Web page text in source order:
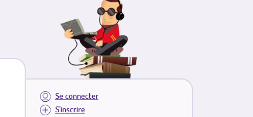
Se connecter
S'inscrire